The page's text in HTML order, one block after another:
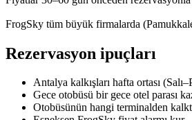
FrogSky tüm büyük firmalarda
Rezervasyon ipuçları
Antalya kalkışları hafta ortası
Gece otobüsü bir gece otel parası
Otobüsünün hangi terminalden